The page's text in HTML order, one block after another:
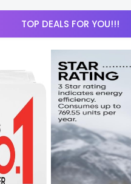
TOP DEALS FOR YOU!!!